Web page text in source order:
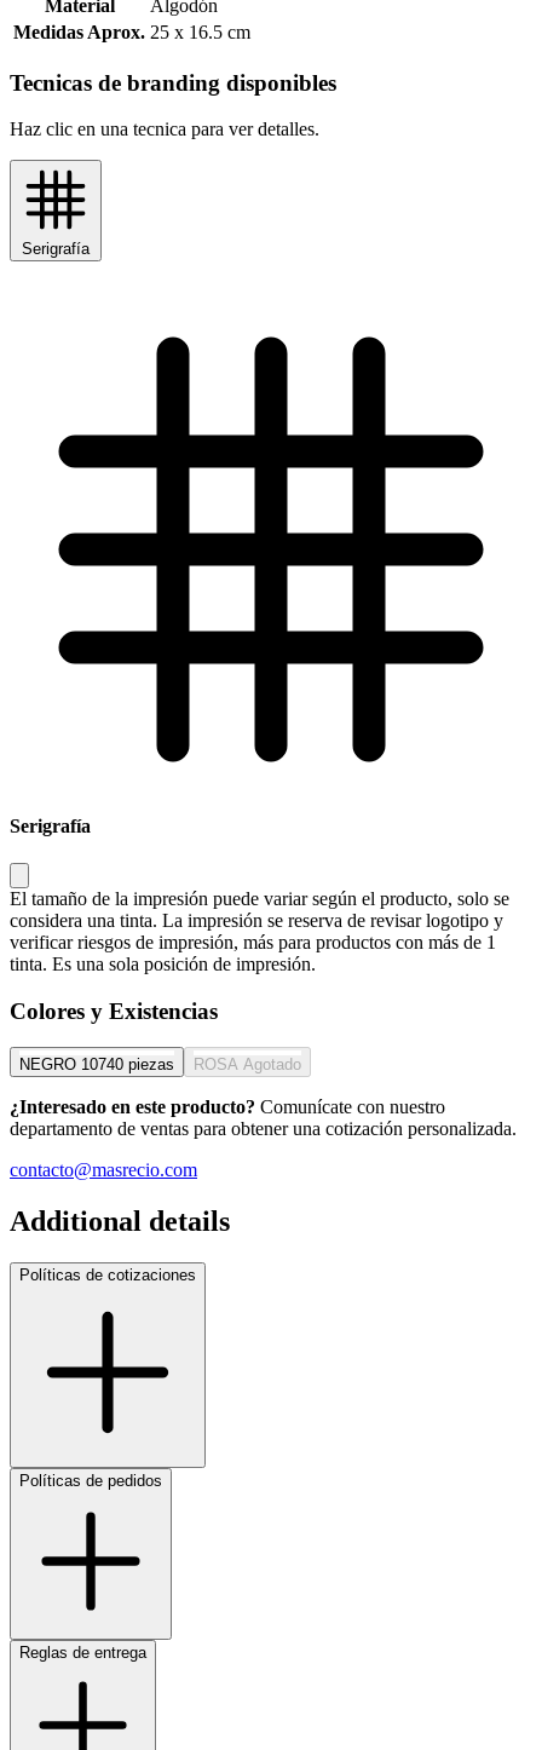
Material
Algodón
Medidas Aprox. 25 x 16.5 cm
Tecnicas de branding disponibles
Haz clic en una tecnica para ver detalles.
Serigrafía
Serigrafía
El tamaño de la impresión puede variar según el producto, solo se
considera una tinta. La impresión se reserva de revisar logotipo y
verificar riesgos de impresión, más para productos con más de 1
tinta. Es una sola posición de impresión.
Colores y Existencias
NEGRO 10740 piezas ROSA Agotado
¿Interesado en este producto? Comunícate con nuestro
departamento de ventas para obtener una cotización personalizada.
contacto@masrecio.com
Additional details
Políticas de cotizaciones
Políticas de pedidos
Reglas de entrega